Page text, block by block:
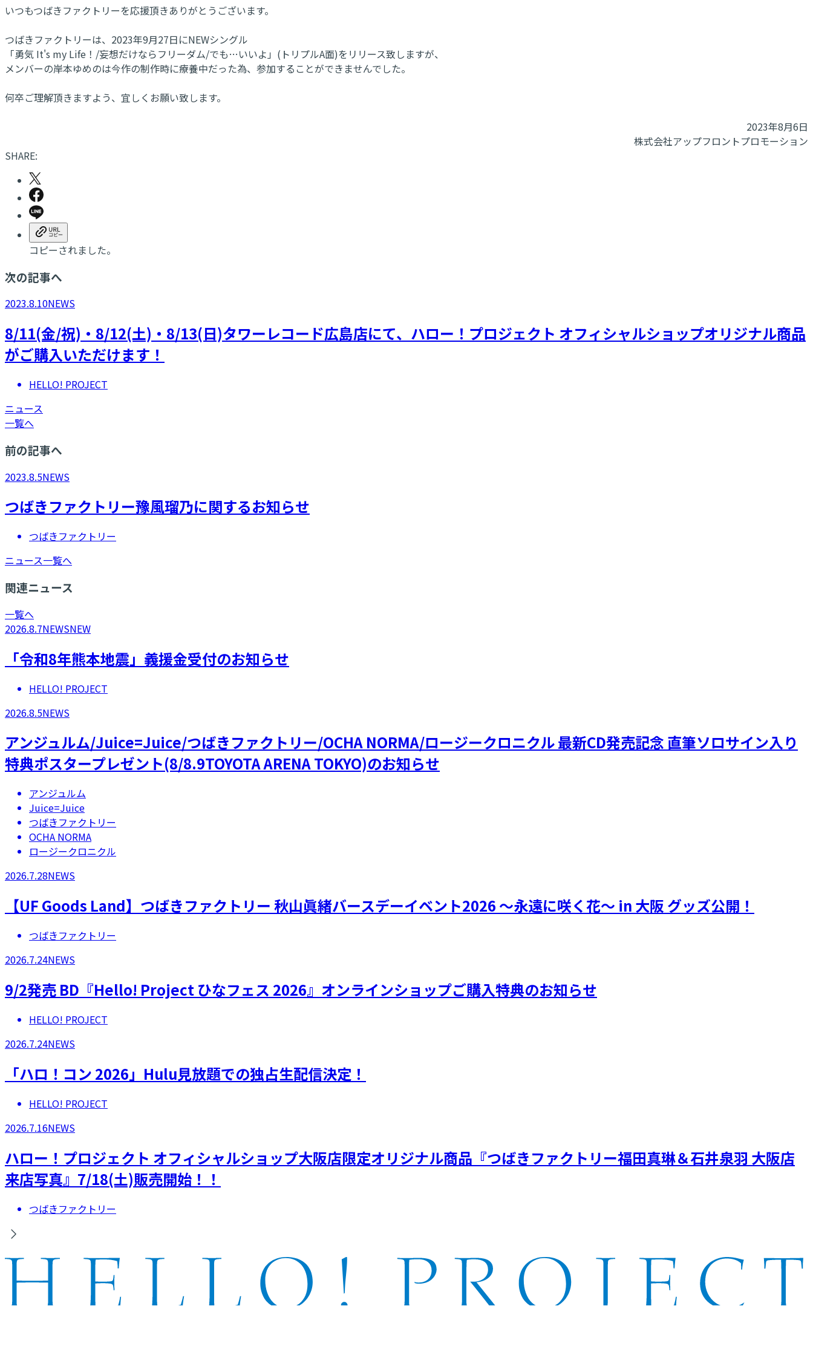
いつもつばきファクトリーを応援頂きありがとうございます。
つばきファクトリーは、2023年9月27日にNEWシングル
「勇気 It's my Life！/妄想だけならフリーダム/でも…いいよ」(トリプルA面)をリリース致しますが、
メンバーの岸本ゆめのは今作の制作時に療養中だった為、参加することができませんでした。
何卒ご理解頂きますよう、宜しくお願い致します。
2023年8月6日
株式会社アップフロントプロモーション
SHARE:
コピーされました。
次の記事へ
2023.8.10NEWS
8/11(金/祝)・8/12(土)・8/13(日)タワーレコード広島店にて、ハロー！プロジェクト オフィシャルショップオリジナル商品
がご購入いただけます！
HELLO! PROJECT
ニュース
一覧へ
前の記事へ
2023.8.5NEWS
つばきファクトリー豫風瑠乃に関するお知らせ
つばきファクトリー
ニュース一覧へ
関連ニュース
一覧へ
2026.8.7NEWSNEW
「令和8年熊本地震」義援金受付のお知らせ
HELLO! PROJECT
2026.8.5NEWS
アンジュルム/Juice=Juice/つばきファクトリー/OCHA NORMA/ロージークロニクル 最新CD発売記念 直筆ソロサイン入り
特典ポスタープレゼント(8/8.9TOYOTA ARENA TOKYO)のお知らせ
アンジュルム
Juice=Juice
つばきファクトリー
OCHA NORMA
ロージークロニクル
2026.7.28NEWS
【UF Goods Land】つばきファクトリー 秋山眞緒バースデーイベント2026 ～永遠に咲く花～ in 大阪 グッズ公開！
つばきファクトリー
2026.7.24NEWS
9/2発売 BD『Hello! Project ひなフェス 2026』オンラインショップご購入特典のお知らせ
HELLO! PROJECT
2026.7.24NEWS
「ハロ！コン 2026」Hulu見放題での独占生配信決定！
HELLO! PROJECT
2026.7.16NEWS
ハロー！プロジェクト オフィシャルショップ大阪店限定オリジナル商品『つばきファクトリー福田真琳＆石井泉羽 大阪店
来店写真』7/18(土)販売開始！！
つばきファクトリー